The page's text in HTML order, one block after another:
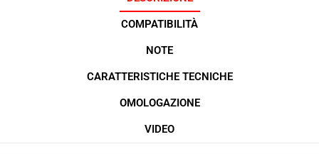
COMPATIBILITÀ
NOTE
CARATTERISTICHE TECNICHE
OMOLOGAZIONE
VIDEO